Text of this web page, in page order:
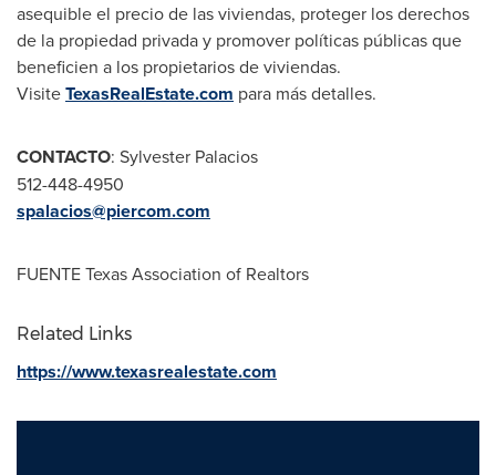
asequible el precio de las viviendas, proteger los derechos
de la propiedad privada y promover políticas públicas que
beneficien a los propietarios de viviendas.
VisiteTexasRealEstate.com para más detalles.
CONTACTO: Sylvester Palacios
512-448-4950
spalacios@piercom.com
FUENTE Texas Association of Realtors
Related Links
https://www.texasrealestate.com